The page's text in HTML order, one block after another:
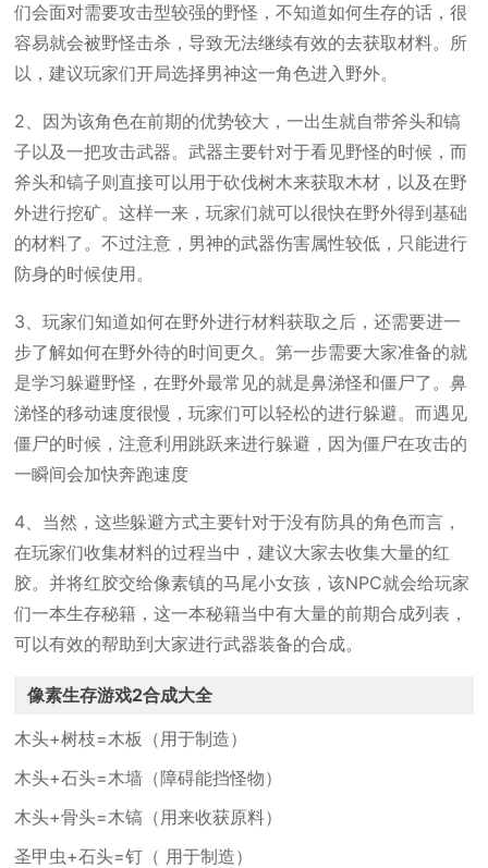
们会面对需要攻击型较强的野怪，不知道如何生存的话，很
容易就会被野怪击杀，导致无法继续有效的去获取材料。所
以，建议玩家们开局选择男神这一角色进入野外。
2、因为该角色在前期的优势较大，一出生就自带斧头和镐
子以及一把攻击武器。武器主要针对于看见野怪的时候，而
斧头和镐子则直接可以用于砍伐树木来获取木材，以及在野
外进行挖矿。这样一来，玩家们就可以很快在野外得到基础
的材料了。不过注意，男神的武器伤害属性较低，只能进行
防身的时候使用。
3、玩家们知道如何在野外进行材料获取之后，还需要进一
步了解如何在野外待的时间更久。第一步需要大家准备的就
是学习躲避野怪，在野外最常见的就是鼻涕怪和僵尸了。鼻
涕怪的移动速度很慢，玩家们可以轻松的进行躲避。而遇见
僵尸的时候，注意利用跳跃来进行躲避，因为僵尸在攻击的
一瞬间会加快奔跑速度
4、当然，这些躲避方式主要针对于没有防具的角色而言，
在玩家们收集材料的过程当中，建议大家去收集大量的红
胶。并将红胶交给像素镇的马尾小女孩，该NPC就会给玩家
们一本生存秘籍，这一本秘籍当中有大量的前期合成列表，
可以有效的帮助到大家进行武器装备的合成。
像素生存游戏2合成大全
木头+树枝=木板（用于制造）
木头+石头=木墙（障碍能挡怪物）
木头+骨头=木镐（用来收获原料）
圣甲虫+石头=钉（ 用于制造）